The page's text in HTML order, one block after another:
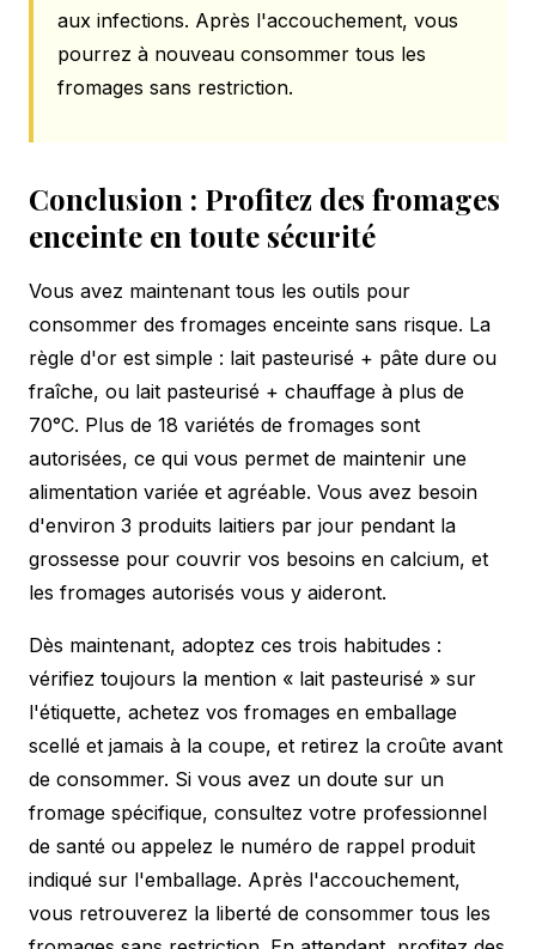
aux infections. Après l'accouchement, vous
pourrez à nouveau consommer tous les
fromages sans restriction.
Conclusion : Profitez des fromages
enceinte en toute sécurité
Vous avez maintenant tous les outils pour
consommer des fromages enceinte sans risque. La
règle d'or est simple : lait pasteurisé + pâte dure ou
fraîche, ou lait pasteurisé + chauffage à plus de
70°C. Plus de 18 variétés de fromages sont
autorisées, ce qui vous permet de maintenir une
alimentation variée et agréable. Vous avez besoin
d'environ 3 produits laitiers par jour pendant la
grossesse pour couvrir vos besoins en calcium, et
les fromages autorisés vous y aideront.
Dès maintenant, adoptez ces trois habitudes :
vérifiez toujours la mention « lait pasteurisé » sur
l'étiquette, achetez vos fromages en emballage
scellé et jamais à la coupe, et retirez la croûte avant
de consommer. Si vous avez un doute sur un
fromage spécifique, consultez votre professionnel
de santé ou appelez le numéro de rappel produit
indiqué sur l'emballage. Après l'accouchement,
vous retrouverez la liberté de consommer tous les